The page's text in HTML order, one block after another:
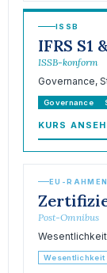
ISSB
IFRS S1
ISSB-konform
Governance,
Governance
KURS
EU-
Post-Omnibus
Wesentlichkeit